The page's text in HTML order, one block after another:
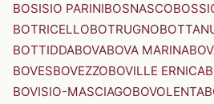
BOSISIO PARINIBOSNASCO
BOTRICELLOBOTRUGNO
BOTTIDDABOVABOVA MARINA
BOVESBOVEZZOBOVILLE ERNICA
BOVISIO-MASCIAGOBOVOLENTA